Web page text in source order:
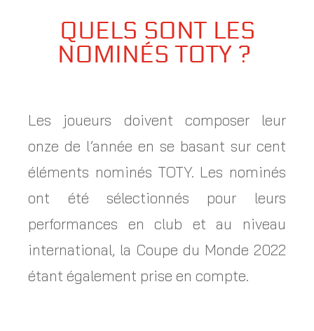
QUELS SONT LES
NOMINÉS TOTY ?
Les joueurs doivent composer leur
onze de l’année en se basant sur cent
éléments nominés TOTY. Les nominés
ont été sélectionnés pour leurs
performances en club et au niveau
international, la Coupe du Monde 2022
étant également prise en compte.